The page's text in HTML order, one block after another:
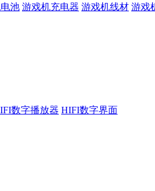
池 游戏机充电器 游戏机线材 游戏
数字播放器 HIFI数字界面